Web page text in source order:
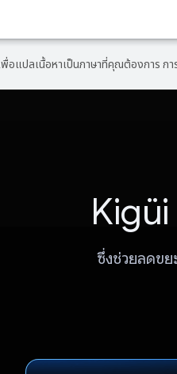
พื่อแปลเนื้อหาเป็นภาษาที่คุณต้องการ ก
ซึ่งช่วยลดข